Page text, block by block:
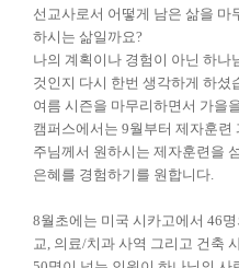
선교사로서 어떻게 남은 삶을 마
하시는 삶일까요?
나의 계획이나 경험이 아닌 하나
것인지 다시 한번 생각하게 하셨
여름 시즌을 마무리하면서 가을
캠퍼스에서는 9월부터 제자훈련
주님께서 원하시는 제자훈련을
은혜를 경험하기를 원합니다.
8월초에는 미국 시카고에서 46
교, 의료/치과 사역 그리고 건축